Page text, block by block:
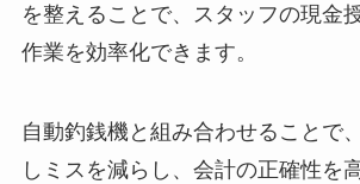
を整えることで、スタッフの現金
作業を効率化できます。
自動釣銭機と組み合わせることで
しミスを減らし、会計の正確性を